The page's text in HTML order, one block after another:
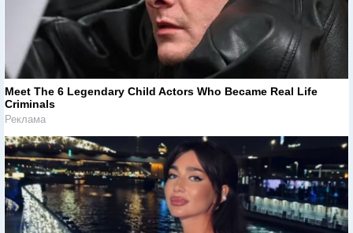
Meet The 6 Legendary Child Actors Who Became Real Life
Criminals
Реклама